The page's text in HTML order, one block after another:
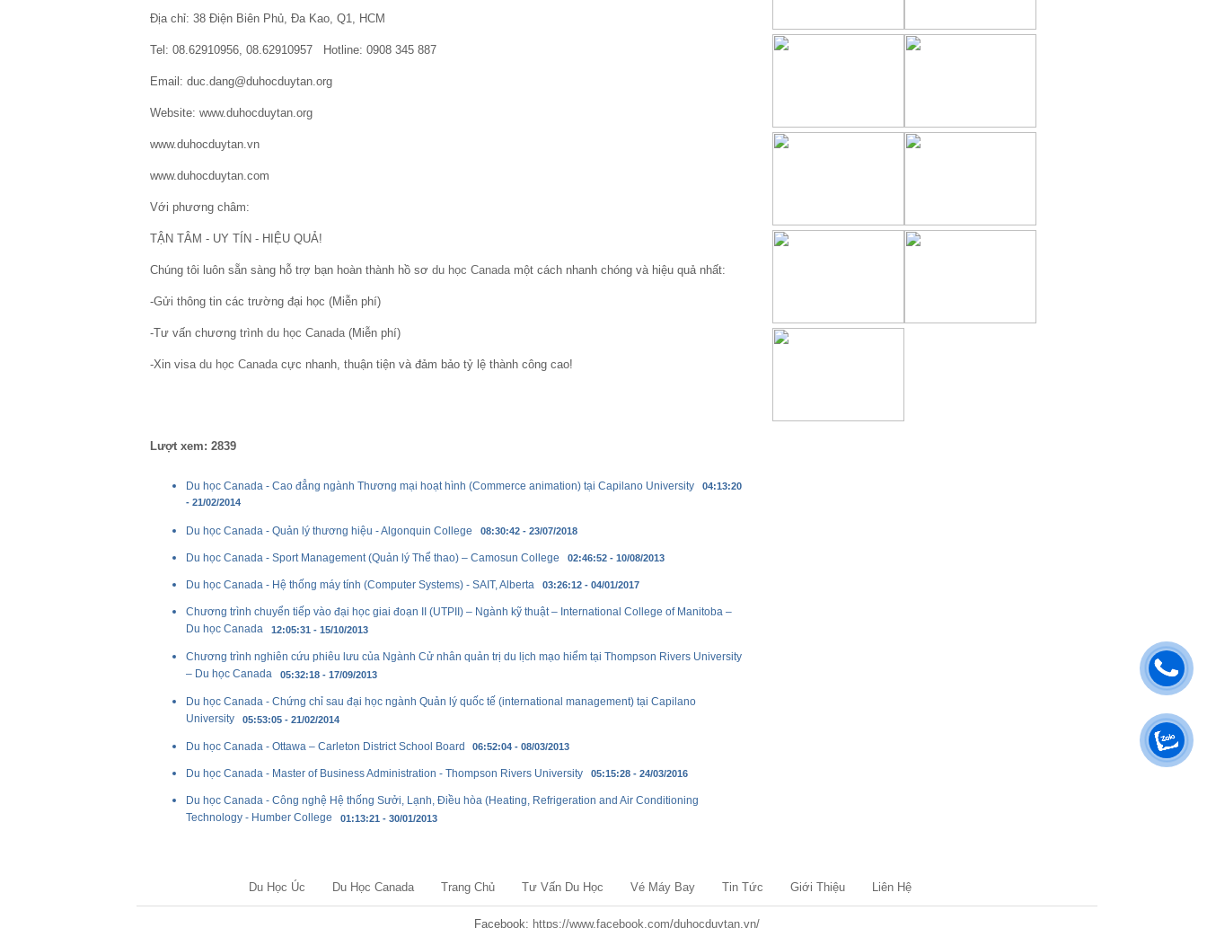
Địa chỉ: 38 Điện Biên Phủ, Đa Kao, Q1, HCM
Tel: 08.62910956, 08.62910957 Hotline: 0908 345 887
Email: duc.dang@duhocduytan.org
Website: www.duhocduytan.org
www.duhocduytan.vn
www.duhocduytan.com
Với phương châm:
TẬN TÂM - UY TÍN - HIỆU QUẢ!
Chúng tôi luôn sẵn sàng hỗ trợ bạn hoàn thành hồ sơ du học Canadamột cách nhanh chóng và hiệu quả nhất:
-Gửi thông tin các trường đại học (Miễn phí)
-Tư vấn chương trình du học Canada(Miễn phí)
-Xin visa du học Canadacực nhanh, thuận tiện và đảm bảo tỷ lệ thành công cao!
Lượt xem: 2839
Du học Canada - Cao đẳng ngành Thương mại hoạt hình (Commerce animation) tại Capilano University 04:13:20
- 21/02/2014
Du học Canada - Quản lý thương hiệu - Algonquin College 08:30:42 - 23/07/2018
Du học Canada - Sport Management (Quản lý Thể thao) – Camosun College 02:46:52 - 10/08/2013
Du học Canada - Hệ thống máy tính (Computer Systems) - SAIT, Alberta 03:26:12 - 04/01/2017
Chương trình chuyển tiếp vào đại học giai đoạn II (UTPII) – Ngành kỹ thuật – International College of Manitoba –
Du học Canada 12:05:31 - 15/10/2013
Chương trình nghiên cứu phiêu lưu của Ngành Cử nhân quản trị du lịch mạo hiểm tại Thompson Rivers University
– Du học Canada 05:32:18 - 17/09/2013
Du học Canada - Chứng chỉ sau đại học ngành Quản lý quốc tế (international management) tại Capilano
University 05:53:05 - 21/02/2014
Du học Canada - Ottawa – Carleton District School Board 06:52:04 - 08/03/2013
Du học Canada - Master of Business Administration - Thompson Rivers University 05:15:28 - 24/03/2016
Du học Canada - Công nghệ Hệ thống Sưởi, Lạnh, Điều hòa (Heating, Refrigeration and Air Conditioning
Technology - Humber College 01:13:21 - 30/01/2013
Du Học Úc Du Học Canada Trang Chủ Tư Vấn Du Học Vé Máy Bay Tin Tức Giới Thiệu Liên Hệ
Facebook: https://www.facebook.com/duhocduytan.vn/